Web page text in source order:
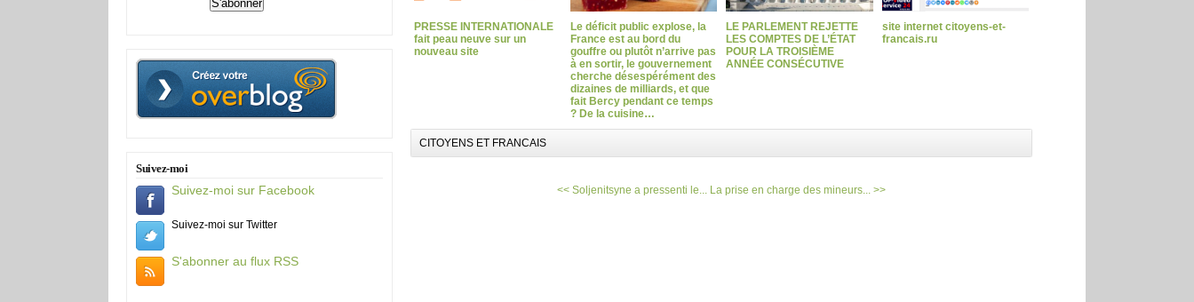
Suivez-moi
Suivez-moi sur Facebook
Suivez-moi sur Twitter
S'abonner au flux RSS
PRESSE INTERNATIONALE
fait peau neuve sur un
nouveau site
Le déficit public explose, la
France est au bord du
gouffre ou plutôt n’arrive pas
à en sortir, le gouvernement
cherche désespérément des
dizaines de milliards, et que
fait Bercy pendant ce temps
? De la cuisine…
LE PARLEMENT REJETTE
LES COMPTES DE L’ÉTAT
POUR LA TROISIÈME
ANNÉE CONSÉCUTIVE
site internet citoyens-et-
francais.ru
CITOYENS ET FRANCAIS
<< Soljenitsyne a pressenti le... La prise en charge des mineurs... >>